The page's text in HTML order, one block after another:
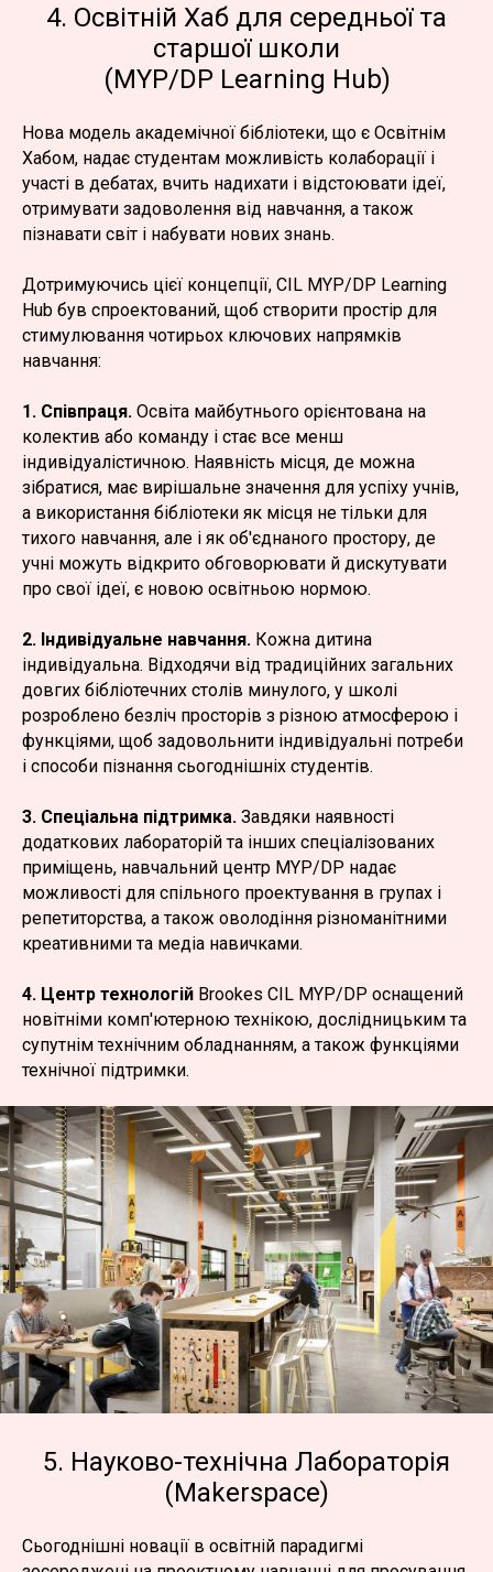
4. Освітній Хаб для середньої та
старшої школи
(MYP/DP Learning Hub)
Нова модель академічної бібліотеки, що є Освітнім
Хабом, надає студентам можливість колаборації і
участі в дебатах, вчить надихати і відстоювати ідеї,
отримувати задоволення від навчання, а також
пізнавати світ і набувати нових знань.
Дотримуючись цієї концепції, CIL MYP/DP Learning
Hub був спроектований, щоб створити простір для
стимулювання чотирьох ключових напрямків
навчання:
1. Співпраця. Освіта майбутнього орієнтована на
колектив або команду і стає все менш
індивідуалістичною. Наявність місця, де можна
зібратися, має вирішальне значення для успіху учнів,
а використання бібліотеки як місця не тільки для
тихого навчання, але і як об'єднаного простору, де
учні можуть відкрито обговорювати й дискутувати
про свої ідеї, є новою освітньою нормою.
2. Індивідуальне навчання. Кожна дитина
індивідуальна. Відходячи від традиційних загальних
довгих бібліотечних столів минулого, у школі
розроблено безліч просторів з різною атмосферою і
функціями, щоб задовольнити індивідуальні потреби
і способи пізнання сьогоднішніх студентів.
3. Спеціальна підтримка. Завдяки наявності
додаткових лабораторій та інших спеціалізованих
приміщень, навчальний центр MYP/DP надає
можливості для спільного проектування в групах і
репетиторства, а також оволодіння різноманітними
креативними та медіа навичками.
4. Центр технологій Brookes CIL MYP/DP оснащений
новітніми комп'ютерною технікою, дослідницьким та
супутнім технічним обладнанням, а також функціями
технічної підтримки.
5. Науково-технічна Лабораторія
(Makerspace)
Сьогоднішні новації в освітній парадигмі